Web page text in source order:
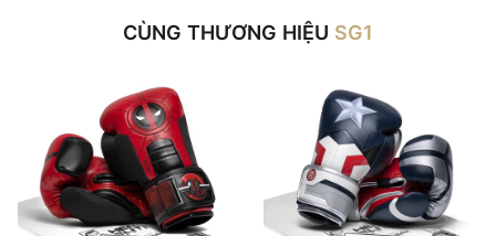
CÙNG THƯƠNG HIỆU SG1